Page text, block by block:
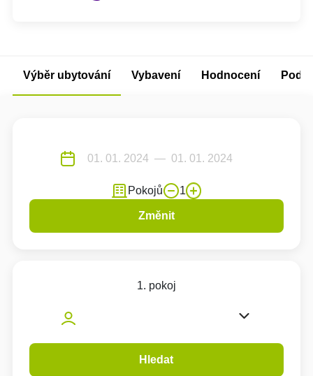
Výběr ubytování Vybavení Hodnocení
Pokojů 1
Změnit
1. pokoj
Hledat